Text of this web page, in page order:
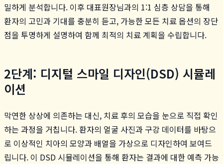
밀하게 분석합니다. 이후 대표원장님과의 1:1 심층 상담을 통해
환자의 고민과 기대를 충분히 듣고, 가능한 모든 치료 옵션의 장단
점을 투명하게 설명하여 함께 최적의 치료 계획을 수립합니다.
2단계: 디지털 스마일 디자인(DSD) 시뮬레
이션
막연한 상상에 의존하는 대신, 치료 후의 모습을 눈으로 직접 확인
하는 과정을 거칩니다. 환자의 얼굴 사진과 구강 데이터를 바탕으
로 이상적인 치아의 모양과 배열을 가상으로 디자인하여 보여드
립니다. 이 DSD 시뮬레이션을 통해 환자는 결과에 대한 예측 가능